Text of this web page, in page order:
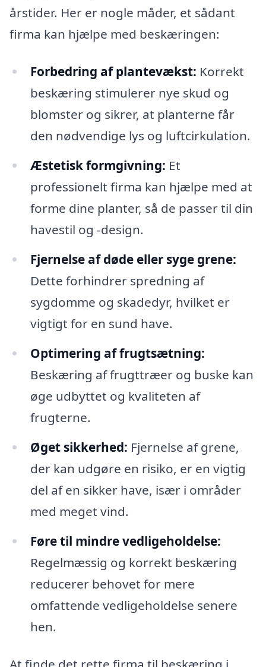
årstider. Her er nogle måder, et sådant
firma kan hjælpe med beskæringen:
Forbedring af plantevækst: Korrekt
beskæring stimulerer nye skud og
blomster og sikrer, at planterne får
den nødvendige lys og luftcirkulation.
Æstetisk formgivning: Et
professionelt firma kan hjælpe med at
forme dine planter, så de passer til din
havestil og -design.
Fjernelse af døde eller syge grene:
Dette forhindrer spredning af
sygdomme og skadedyr, hvilket er
vigtigt for en sund have.
Optimering af frugtsætning:
Beskæring af frugttræer og buske kan
øge udbyttet og kvaliteten af
frugterne.
Øget sikkerhed: Fjernelse af grene,
der kan udgøre en risiko, er en vigtig
del af en sikker have, især i områder
med meget vind.
Føre til mindre vedligeholdelse:
Regelmæssig og korrekt beskæring
reducerer behovet for mere
omfattende vedligeholdelse senere
hen.